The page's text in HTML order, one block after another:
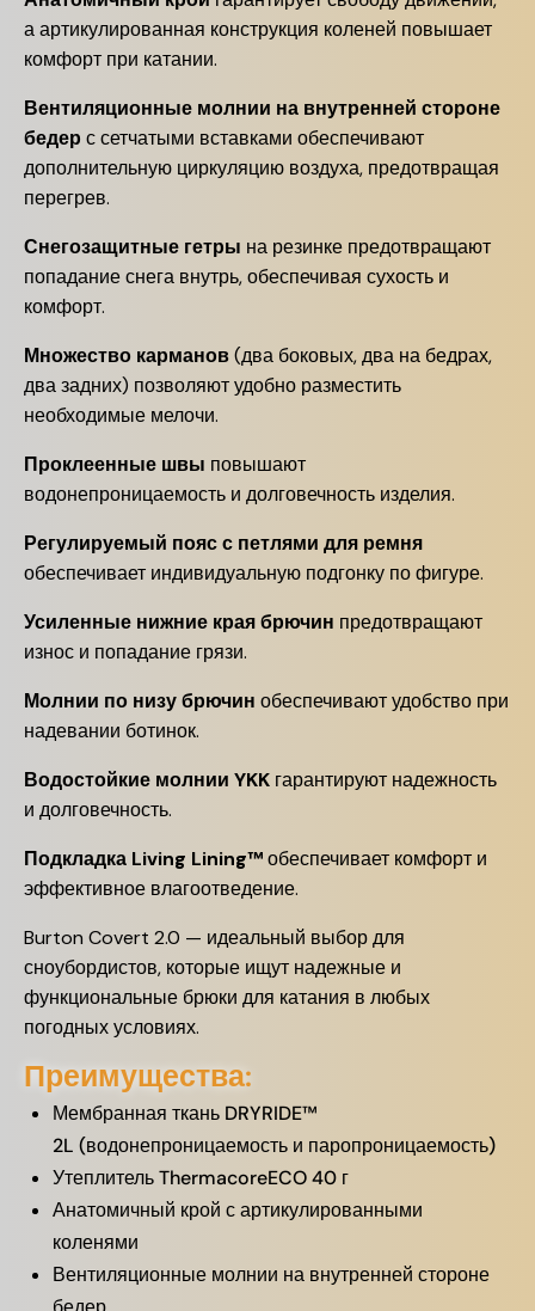
а артикулированная конструкция коленей повышает
комфорт при катании.
Вентиляционные молнии на внутренней стороне
бедер с сетчатыми вставками обеспечивают
дополнительную циркуляцию воздуха, предотвращая
перегрев.
Снегозащитные гетры на резинке предотвращают
попадание снега внутрь, обеспечивая сухость и
комфорт.
Множество карманов(два боковых, два на бедрах,
два задних) позволяют удобно разместить
необходимые мелочи.
Проклеенные швы повышают
водонепроницаемость и долговечность изделия.
Регулируемый пояс с петлями для ремня
обеспечивает индивидуальную подгонку по фигуре.
Усиленные нижние края брючин предотвращают
износ и попадание грязи.
Молнии по низу брючин обеспечивают удобство при
надевании ботинок.
Водостойкие молнии YKK гарантируют надежность
и долговечность.
Подкладка Living Lining™обеспечивает комфорт и
эффективное влагоотведение.
Burton Covert 2.0 — идеальный выбор для
сноубордистов, которые ищут надежные и
функциональные брюки для катания в любых
погодных условиях.
Преимущества:
Мембранная ткань DRYRIDE™
2L (водонепроницаемость и паропроницаемость)
Утеплитель ThermacoreECO 40 г
Анатомичный крой с артикулированными
коленями
Вентиляционные молнии на внутренней стороне